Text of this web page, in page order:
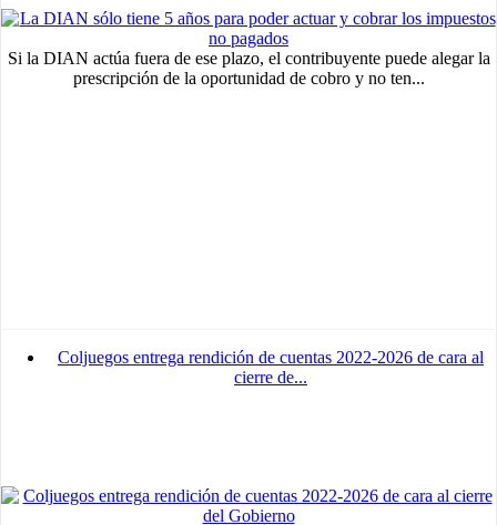
Si la DIAN actúa fuera de ese plazo, el contribuyente puede alegar la
prescripción de la oportunidad de cobro y no ten...
Coljuegos entrega rendición de cuentas 2022-2026 de cara al
cierre de...